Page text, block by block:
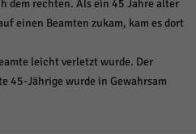
dem rechten. Als ein 45 Jahre alter
einen Beamten zukam, kam es dort
leicht verletzt wurde. Der
45-Jährige wurde in Gewahrsam